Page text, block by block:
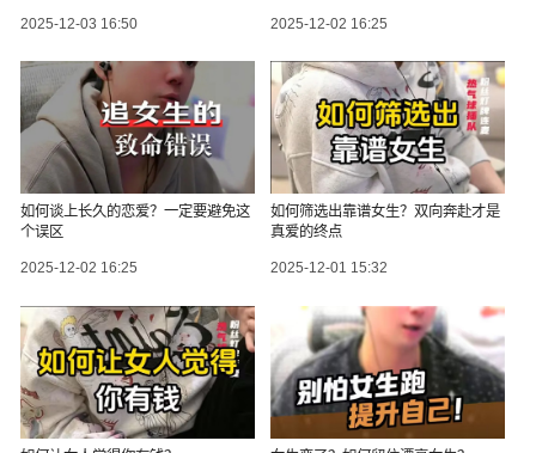
2025-12-03 16:50 2025-12-02 16:25
如何谈上长久的恋爱？一定要避免这
个误区
2025-12-02 16:25
如何筛选出靠谱女生？双向奔赴才是
真爱的终点
2025-12-01 15:32